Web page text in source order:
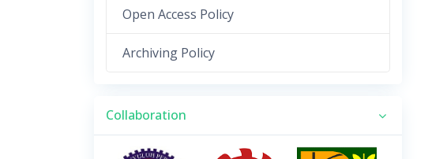
Open Access Policy
Archiving Policy
Collaboration